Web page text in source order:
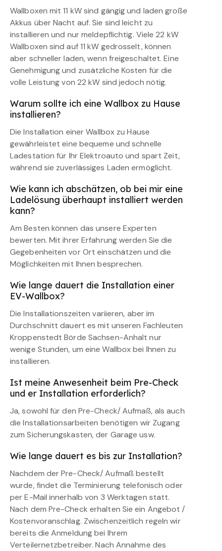
Wallboxen mit 11 kW sind gängig und laden große
Akkus über Nacht auf. Sie sind leicht zu
installieren und nur meldepflichtig. Viele 22 kW
Wallboxen sind auf 11 kW gedrosselt, können
aber schneller laden, wenn freigeschaltet. Eine
Genehmigung und zusätzliche Kosten für die
volle Leistung von 22 kW sind jedoch nötig.
Warum sollte ich eine Wallbox zu Hause
installieren?
Die Installation einer Wallbox zu Hause
gewährleistet eine bequeme und schnelle
Ladestation für Ihr Elektroauto und spart Zeit,
während sie zuverlässiges Laden ermöglicht.
Wie kann ich abschätzen, ob bei mir eine
Ladelösung überhaupt installiert werden
kann?
Am Besten können das unsere Experten
bewerten. Mit ihrer Erfahrung werden Sie die
Gegebenheiten vor Ort einschätzen und die
Möglichkeiten mit Ihnen besprechen.
Wie lange dauert die Installation einer
EV-Wallbox?
Die Installationszeiten variieren, aber im
Durchschnitt dauert es mit unseren Fachleuten
Kroppenstedt Börde Sachsen-Anhalt nur
wenige Stunden, um eine Wallbox bei Ihnen zu
installieren.
Ist meine Anwesenheit beim Pre-Check
und er Installation erforderlich?
Ja, sowohl für den Pre-Check/ Aufmaß, als auch
die Installationsarbeiten benötigen wir Zugang
zum Sicherungskasten, der Garage usw.
Wie lange dauert es bis zur Installation?
Nachdem der Pre-Check/ Aufmaß bestellt
wurde, findet die Terminierung telefonisch oder
per E-Mail innerhalb von 3 Werktagen statt.
Nach dem Pre-Check erhalten Sie ein Angebot /
Kostenvoranschlag. Zwischenzeitlich regeln wir
bereits die Anmeldung bei Ihrem
Verteilernetzbetreiber. Nach Annahme des